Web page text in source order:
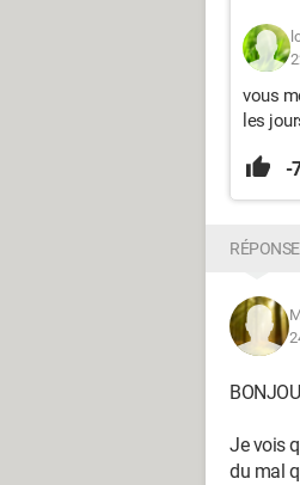
vous
les
-
Je vois
du mal